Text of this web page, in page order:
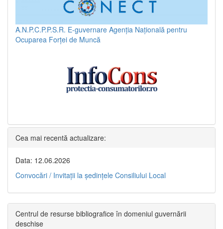
A.N.P.C.P.P.S.R. E-guvernare Agenția Națională pentru
Ocuparea Forței de Muncă
Cea mai recentă actualizare:
Data: 12.06.2026
Convocări / Invitaţii la şedinţele Consiliului Local
Centrul de resurse bibliografice în domeniul guvernării
deschise